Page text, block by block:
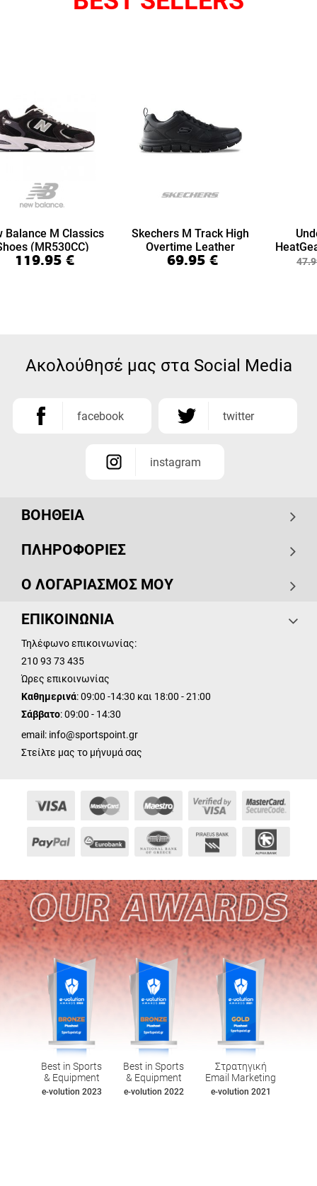
Balance M Classics
(MR530CC)
119.95 €
Skechers M Track High
Overtime Leather
(999894-BBK)
69.95 €
7/8
Ακολούθησέ μας στα Social Media
facebook twitter
instagram
ΒΟΗΘΕΙΑ
ΠΛΗΡΟΦΟΡΙΕΣ
Ο ΛΟΓΑΡΙΑΣΜΟΣ ΜΟΥ
ΕΠΙΚΟΙΝΩΝΙΑ
Τηλέφωνο επικοινωνίας:
210 93 73 435
Ώρες επικοινωνίας
Καθημερινά: 09:00 -14:30 και 18:00 - 21:00
Σάββατο: 09:00 - 14:30
email: info@sportspoint.gr
Στείλτε μας το μήνυμά σας
Best in Sports
& Equipment
e-volution 2023
Best in Sports
& Equipment
e-volution 2022
Στρατηγική
Email Marketing
e-volution 2021